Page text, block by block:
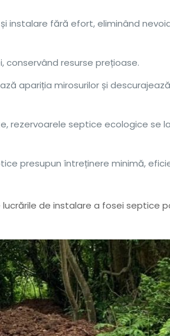
fără efort, eliminând
resurse prețioase.
apariția mirosurilor și
rezervoarele septice ecologice se
presupun întreținere minimă,
de instalare a fosei septice